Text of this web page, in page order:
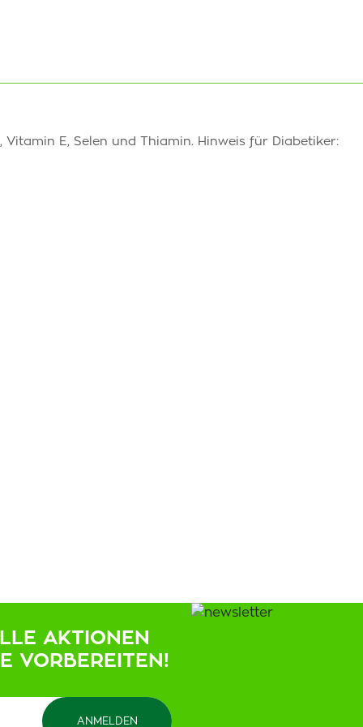
E, Selen und Thiamin. Hinweis für Diabetiker:
AKTIONEN
VORBEREITEN!